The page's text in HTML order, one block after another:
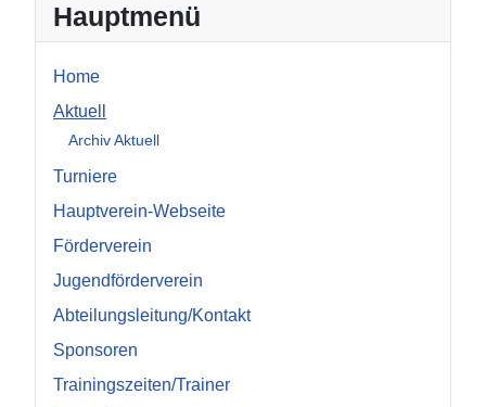
Hauptmenü
Home
Aktuell
Archiv Aktuell
Turniere
Hauptverein-Webseite
Förderverein
Jugendförderverein
Abteilungsleitung/Kontakt
Sponsoren
Trainingszeiten/Trainer